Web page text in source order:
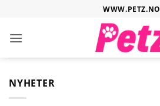
innhold
WWW.PETZ.NO
NYHETER